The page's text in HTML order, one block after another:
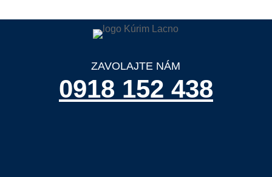
ZAVOLAJTE NÁM
0918 152 438